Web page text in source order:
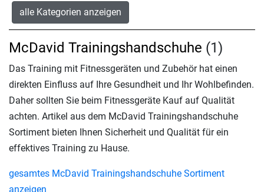
alle Kategorien anzeigen
McDavid Trainingshandschuhe (1)
Das Training mit Fitnessgeräten und Zubehör hat einen
direkten Einfluss auf Ihre Gesundheit und Ihr Wohlbefinden.
Daher sollten Sie beim Fitnessgeräte Kauf auf Qualität
achten. Artikel aus dem McDavid Trainingshandschuhe
Sortiment bieten Ihnen Sicherheit und Qualität für ein
effektives Training zu Hause.
gesamtes McDavid Trainingshandschuhe Sortiment
anzeigen